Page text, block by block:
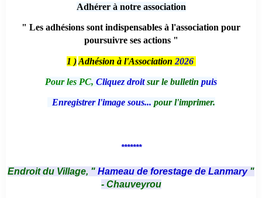
Adhérer à notre association
" Les adhésions sont indispensables à l'association pour
poursuivre ses actions "
1 ) Adhésion à l'Association 2026
Pour les PC, Cliquez droitsur le bulletin puis
Enregistrer l'image sous... pour l'imprimer.
*******
Endroit du Village, " Hameau de forestage de Lanmary "
- Chauveyrou